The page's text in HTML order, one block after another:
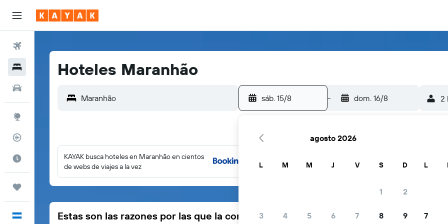
HotelesHoteles Maranhão
sáb. 15/8 - dom. 16/8 2
KAYAK busca hoteles en Maranhão en cientos
de webs de viajes a la vez
Estas son las razones por las que la comunidad viajera elige KAYAK
agosto 2026
L M M J V S D
1 2
3 4 5 6 7 8 9
L
7